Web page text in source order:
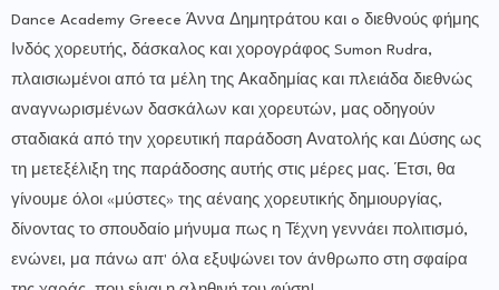
Dance Academy Greece Άννα Δημητράτου και o διεθνούς φήμης
Ινδός χορευτής, δάσκαλος και χορογράφος Sumon Rudra,
πλαισιωμένοι από τα μέλη της Ακαδημίας και πλειάδα διεθνώς
αναγνωρισμένων δασκάλων και χορευτών, μας οδηγούν
σταδιακά από την χορευτική παράδοση Ανατολής και Δύσης ως
τη μετεξέλιξη της παράδοσης αυτής στις μέρες μας. Έτσι, θα
γίνουμε όλοι «μύστες» της αέναης χορευτικής δημιουργίας,
δίνοντας το σπουδαίο μήνυμα πως η Τέχνη γεννάει πολιτισμό,
ενώνει, μα πάνω απ' όλα εξυψώνει τον άνθρωπο στη σφαίρα